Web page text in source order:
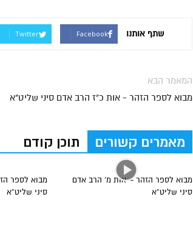
שתף אותנו Facebook
Twitter
המאמר הבא
מבוא לספר הזהר - אות כ"ז הרב אדם סיני שליט"א
מאמרים קשורים תוכן קודם
מבוא לספר
סיני שליט”א
מבוא לספר הזהר – אות מ’ הרב אדם
סיני שליט”א